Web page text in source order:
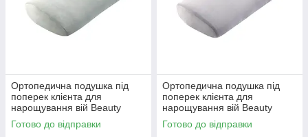
Ортопедична подушка під
поперек клієнта для
нарощування вій Beauty
Balance® LASH Салатовий
Готово до відправки
Ортопедична подушка під
поперек клієнта для
нарощування вій Beauty
Balance® LASH сірий
Готово до відправки